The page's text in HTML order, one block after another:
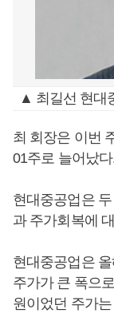
▲ 최길선 현대
최 회장은 이번
01주로 늘어났
현대중공업은
과 주가회복에
현대중공업은
주가가 큰 폭으
원이었던 주가